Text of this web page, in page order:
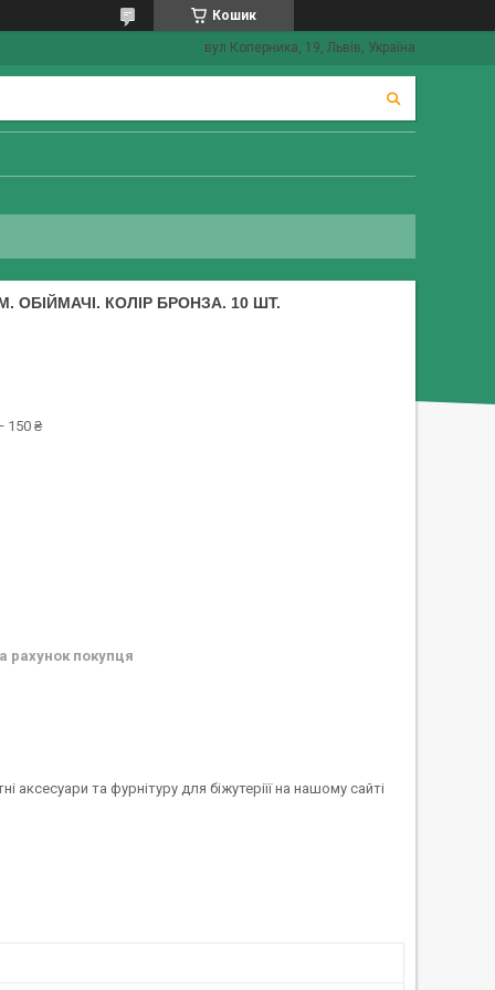
Кошик
вул Коперника, 19, Львів, Україна
ОБІЙМАЧІ. КОЛІР БРОНЗА. 10 ШТ.
150 ₴
рахунок покупця
та фурнітуру для біжутеріїї на нашому сайті